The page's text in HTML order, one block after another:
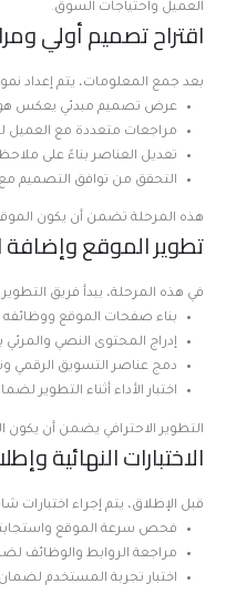
العميل واحتياجات السوق.
اقتراح تصميم أولي
بعد جمع المعلومات، يتم إعداد
عرض تصميم مبدئي يعكس
مراجعات متعددة مع العميل
تعديل العناصر بناءً على
التحقق من توافق التصميم
هذه المرحلة تضمن أن يكون
تطوير الموقع
في هذه المرحلة، يبدأ فريق
بناء صفحات الموقع ووظائفه
إدراج المحتوى النصي
دمج عناصر التسويق الرقمي
اختبار الأداء أثناء التطوير
التطوير الاحترافي يضمن أن يكون
الاختبارات النهائية
قبل الإطلاق، يتم إجراء اختبارات
فحص سرعة الموقع
مراجعة الروابط والوظائف
اختبار تجربة المستخدم